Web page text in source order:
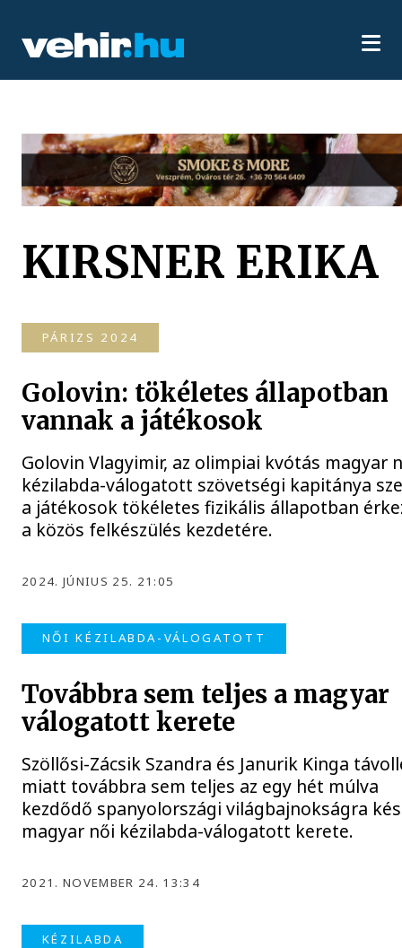
KIRSNER ERIKA
PÁRIZS 2024
Golovin: tökéletes állapotban
vannak a játékosok
Golovin Vlagyimir, az olimpiai kvótás magyar
kézilabda-válogatott szövetségi kapitánya
a játékosok tökéletes fizikális állapotban
a közös felkészülés kezdetére.
2024. JÚNIUS 25. 21:05
NŐI KÉZILABDA-VÁLOGATOTT
Továbbra sem teljes a magyar
válogatott kerete
Szöllősi-Zácsik Szandra és Janurik Kinga
miatt továbbra sem teljes az egy hét múlva
kezdődő spanyolországi világbajnokságra
magyar női kézilabda-válogatott kerete.
2021. NOVEMBER 24. 13:34
KÉZILABDA